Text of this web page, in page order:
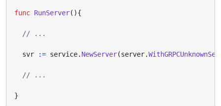
func RunServer(){
// ...
svr := service. NewServer(server.
// ...
}